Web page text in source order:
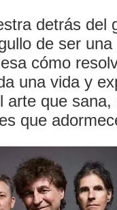
detrás del
de ser una
cómo
una vida y
arte que sana,
que